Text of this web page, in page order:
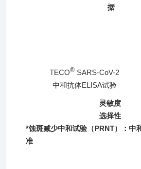
据
TECO® SARS-CoV-2
中和抗体ELISA试验
灵敏度
选择性
*蚀斑减少中和试验（PRNT）：中
准